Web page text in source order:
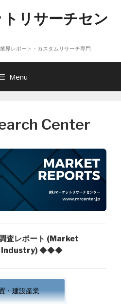
リサーチセン
界レポート・カスタムリサーチ専門
Menu
Center
査レポート (Market
Industry) ◆◆◆
・建設産業